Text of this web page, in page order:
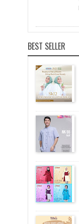
BEST SELLER